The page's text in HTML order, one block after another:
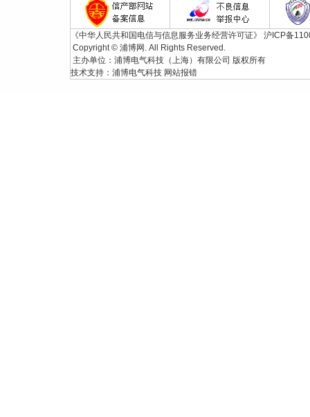
《中华人民共和国电信与信息服务业务经营许可证》 沪ICP备
Copyright © 浦博网. All Rights Reserved.
主办单位：浦博电气科技（上海）有限公司 版权所有
技术支持： 浦博电气科技 网站报错